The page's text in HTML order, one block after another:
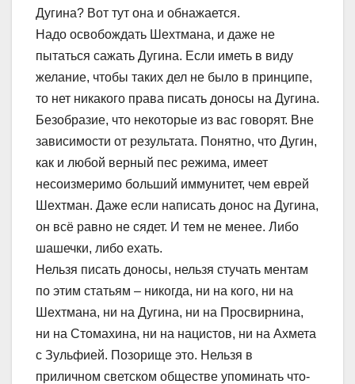
Дугина? Вот тут она и обнажается.
Надо освобождать Шехтмана, и даже не
пытаться сажать Дугина. Если иметь в виду
желание, чтобы таких дел не было в принципе,
то нет никакого права писать доносы на Дугина.
Безобразие, что некоторые из вас говорят. Вне
зависимости от результата. Понятно, что Дугин,
как и любой верный пес режима, имеет
несоизмеримо больший иммунитет, чем еврей
Шехтман. Даже если написать донос на Дугина,
он всё равно не сядет. И тем не менее. Либо
шашечки, либо ехать.
Нельзя писать доносы, нельзя стучать ментам
по этим статьям – никогда, ни на кого, ни на
Шехтмана, ни на Дугина, ни на Просвирнина,
ни на Стомахина, ни на нацистов, ни на Ахмета
с Зульфией. Позорище это. Нельзя в
приличном светском обществе упоминать что-